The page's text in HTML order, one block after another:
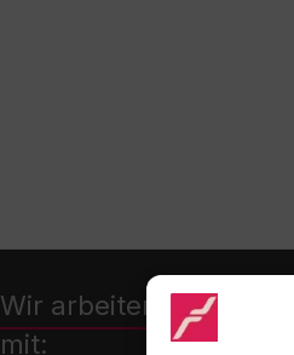
Wir arbeiten zusammen
mit: